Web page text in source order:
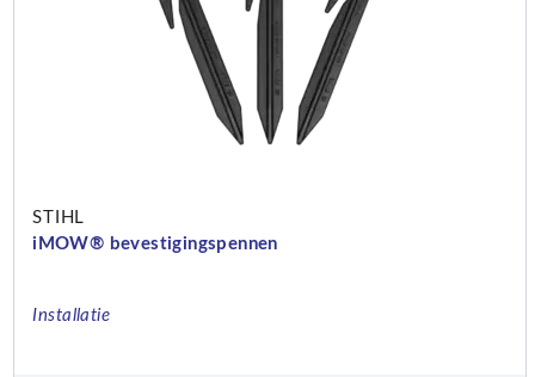
STIHL
iMOW® bevestigingspennen
Installatie